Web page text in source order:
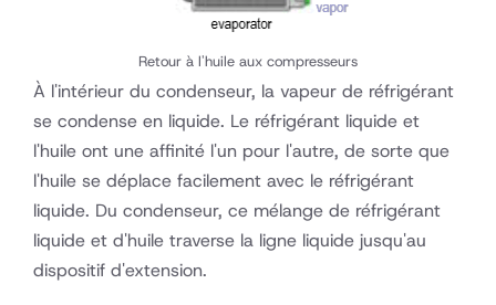
Retour à l'huile aux compresseurs
À l'intérieur du condenseur, la vapeur de réfrigérant
se condense en liquide. Le réfrigérant liquide et
l'huile ont une affinité l'un pour l'autre, de sorte que
l'huile se déplace facilement avec le réfrigérant
liquide. Du condenseur, ce mélange de réfrigérant
liquide et d'huile traverse la ligne liquide jusqu'au
dispositif d'extension.